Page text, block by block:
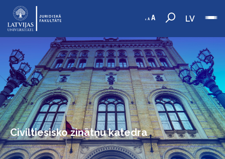
LV
Civiltiesisko zinātņu katedra